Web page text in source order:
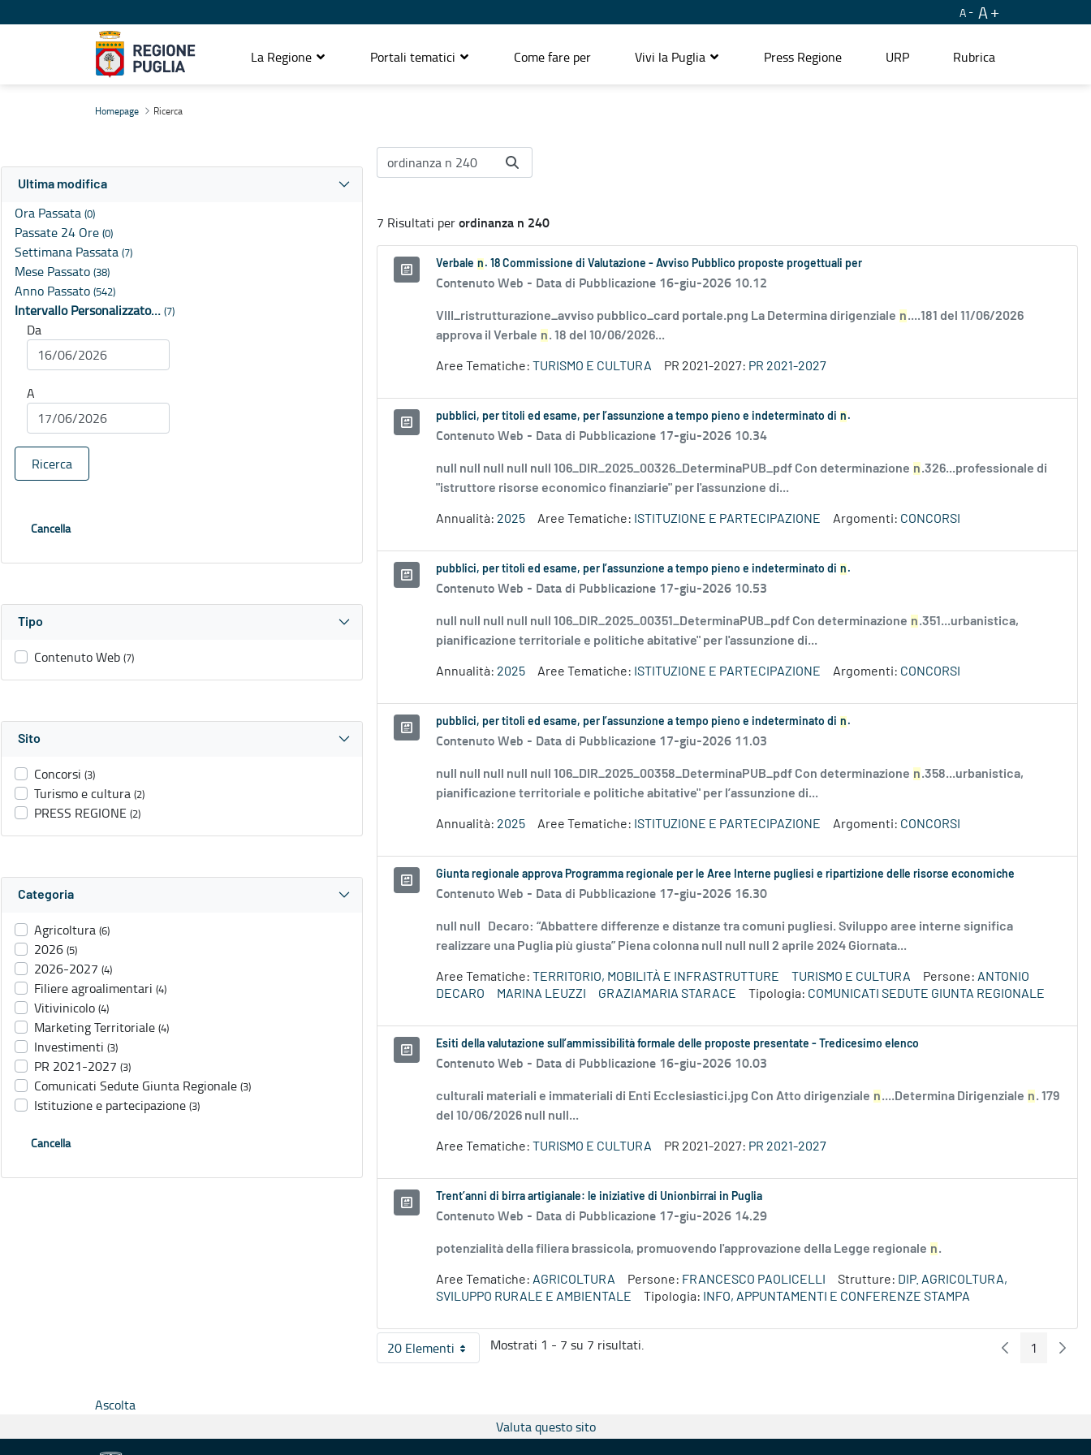
A A
La Regione Portali tematici Come fare per Vivi la Puglia Press Regione URP Rubrica
Homepage Ricerca
Ultima modifica
Ora Passata (0)
Passate 24 Ore (0)
Settimana Passata (7)
Mese Passato (38)
Anno Passato (542)
Intervallo Personalizzato… (7)
Da
A
Ricerca
Cancella
Tipo
Contenuto Web (7)
Sito
Concorsi (3)
Turismo e cultura (2)
PRESS REGIONE (2)
Categoria
Agricoltura (6)
2026 (5)
2026-2027 (4)
Filiere agroalimentari (4)
Vitivinicolo (4)
Marketing Territoriale (4)
Investimenti (3)
PR 2021-2027 (3)
Comunicati Sedute Giunta Regionale (3)
Istituzione e partecipazione (3)
Cancella
7 Risultati perordinanza n 240
Verbale n . 18 Commissione di Valutazione - Avviso Pubblico proposte progettuali per
Contenuto Web - Data di Pubblicazione 16-giu-2026 10.12
VIII_ristrutturazione_avviso pubblico_card portale.png La Determina dirigenziale n....181 del 11/06/2026
approva il Verbale n. 18 del 10/06/2026...
Aree Tematiche: TURISMO E CULTURA PR 2021-2027: PR 2021-2027
pubblici, per titoli ed esame, per l’assunzione a tempo pieno e indeterminato di n .
Contenuto Web - Data di Pubblicazione 17-giu-2026 10.34
null null null null null 106_DIR_2025_00326_DeterminaPUB_pdf Con determinazione n.326...professionale di
"istruttore risorse economico finanziarie" per l'assunzione di...
Annualità: 2025 Aree Tematiche: ISTITUZIONE E PARTECIPAZIONE Argomenti: CONCORSI
pubblici, per titoli ed esame, per l’assunzione a tempo pieno e indeterminato di n .
Contenuto Web - Data di Pubblicazione 17-giu-2026 10.53
null null null null null 106_DIR_2025_00351_DeterminaPUB_pdf Con determinazione n.351...urbanistica,
pianificazione territoriale e politiche abitative" per l'assunzione di...
Annualità: 2025 Aree Tematiche: ISTITUZIONE E PARTECIPAZIONE Argomenti: CONCORSI
pubblici, per titoli ed esame, per l’assunzione a tempo pieno e indeterminato di n .
Contenuto Web - Data di Pubblicazione 17-giu-2026 11.03
null null null null null 106_DIR_2025_00358_DeterminaPUB_pdf Con determinazione n.358...urbanistica,
pianificazione territoriale e politiche abitative" per l’assunzione di...
Annualità: 2025 Aree Tematiche: ISTITUZIONE E PARTECIPAZIONE Argomenti: CONCORSI
Giunta regionale approva Programma regionale per le Aree Interne pugliesi e ripartizione delle risorse economiche
Contenuto Web - Data di Pubblicazione 17-giu-2026 16.30
null null Decaro: “Abbattere differenze e distanze tra comuni pugliesi. Sviluppo aree interne significa
realizzare una Puglia più giusta” Piena colonna null null null 2 aprile 2024 Giornata...
Aree Tematiche: TERRITORIO, MOBILITÀ E INFRASTRUTTURE TURISMO E CULTURA Persone: ANTONIO
DECARO
MARINA LEUZZI GRAZIAMARIA STARACE Tipologia: COMUNICATI SEDUTE GIUNTA REGIONALE
Esiti della valutazione sull’ammissibilità formale delle proposte presentate - Tredicesimo elenco
Contenuto Web - Data di Pubblicazione 16-giu-2026 10.03
culturali materiali e immateriali di Enti Ecclesiastici.jpg Con Atto dirigenziale n....Determina Dirigenziale n. 179
del 10/06/2026 null null...
Aree Tematiche: TURISMO E CULTURA PR 2021-2027: PR 2021-2027
Trent’anni di birra artigianale: le iniziative di Unionbirrai in Puglia
Contenuto Web - Data di Pubblicazione 17-giu-2026 14.29
potenzialità della filiera brassicola, promuovendo l'approvazione della Legge regionale n.
Aree Tematiche: AGRICOLTURA Persone: FRANCESCO PAOLICELLI Strutture: DIP. AGRICOLTURA,
SVILUPPO RURALE E AMBIENTALE
Tipologia: INFO, APPUNTAMENTI E CONFERENZE STAMPA
20 ElementiPer pagina
Mostrati 1 - 7 su 7 risultati. PaginaPagina
1
Ascolta
Valuta questo sito